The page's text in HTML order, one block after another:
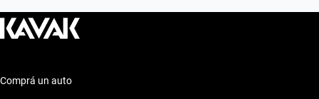
Comprá un auto